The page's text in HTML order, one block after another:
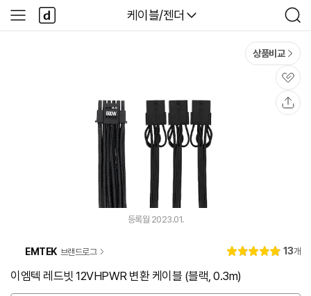
다나와
케이블/젠더
검
색
사
이
다
나
와
상품비교
관
심
등록월 2023.01.
EMTEK 브랜드로그
별
5.
리
13개
이엠텍 레드빗 12VHPWR 변환 케이블 (블랙, 0.3m)